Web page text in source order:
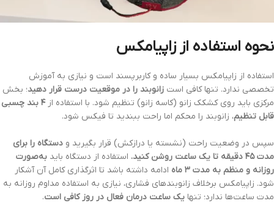
نحوه استفاده از زاپیامکس
استفاده از زاپیامکس بسیار ساده و کاربرپسند است و نیازی به آموزش
تخصصی ندارد. تنها کافی است زانوبند را در موقعیت درست قرار دهید؛ بخش
مرکزی باید روی کشکک زانو (کاسه زانو) تنظیم شود. با استفاده از
۴ بند چسبی
قابل تنظیم، زانوبند را محکم اما راحت ببندید تا فیکس شود.
سپس در وضعیت راحت (نشسته یا درازکش) قرار بگیرید و دستگاه را برای
مدت ۴۵ دقیقه تا یک ساعت روشن کنید.
استفاده از دستگاه باید به‌صورت
روزانه و منظم به مدت ۳ ماه
ادامه داشته باشد تا اثرگذاری کامل آن آشکار
شود. زاپیامکس برخلاف زانوبندهای فشاری، نیازی به استفاده مداوم روزانه به
مدت ساعت‌ها ندارد؛ تنها یک ساعت درمان فعال در روز کافی است.